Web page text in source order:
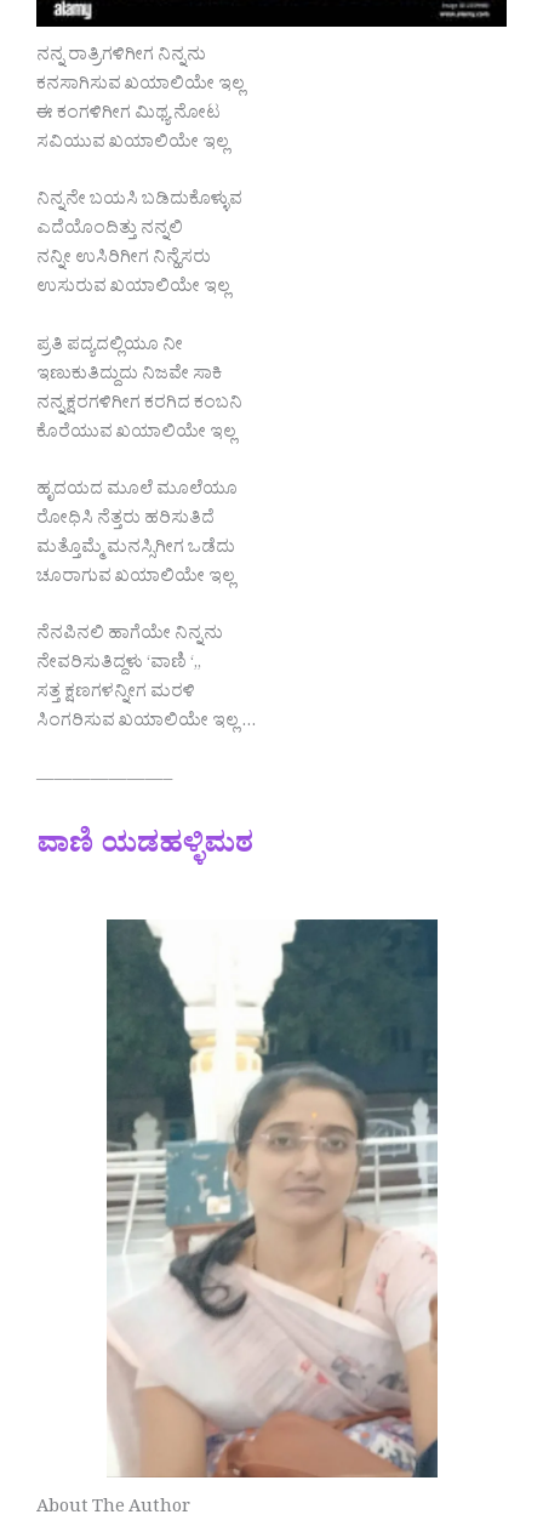
ನನ್ನ ರಾತ್ರಿಗಳಿಗೀಗ ನಿನ್ನನು
ಕನಸಾಗಿಸುವ ಖಯಾಲಿಯೇ ಇಲ್ಲ
ಈ ಕಂಗಳಿಗೀಗ ಮಿಥ್ಯ ನೋಟ
ಸವಿಯುವ ಖಯಾಲಿಯೇ ಇಲ್ಲ
ನಿನ್ನನೇ ಬಯಸಿ ಬಡಿದುಕೊಳ್ಳುವ
ಎದೆಯೊಂದಿತ್ತು ನನ್ನಲಿ
ನನ್ನೀ ಉಸಿರಿಗೀಗ ನಿನ್ಹೆಸರು
ಉಸುರುವ ಖಯಾಲಿಯೇ ಇಲ್ಲ
ಪ್ರತಿ ಪದ್ಯದಲ್ಲಿಯೂ ನೀ
ಇಣುಕುತಿದ್ದುದು ನಿಜವೇ ಸಾಕಿ
ನನ್ನಕ್ಷರಗಳಿಗೀಗ ಕರಗಿದ ಕಂಬನಿ
ಕೊರೆಯುವ ಖಯಾಲಿಯೇ ಇಲ್ಲ
ಹೃದಯದ ಮೂಲೆ ಮೂಲೆಯೂ
ರೋಧಿಸಿ ನೆತ್ತರು ಹರಿಸುತಿದೆ
ಮತ್ತೊಮ್ಮೆ ಮನಸ್ಸಿಗೀಗ ಒಡೆದು
ಚೂರಾಗುವ ಖಯಾಲಿಯೇ ಇಲ್ಲ
ನೆನಪಿನಲಿ ಹಾಗೆಯೇ ನಿನ್ನನು
ನೇವರಿಸುತಿದ್ದಳು ‘ವಾಣಿ ‘,,
ಸತ್ತ ಕ್ಷಣಗಳನ್ನೀಗ ಮರಳಿ
ಸಿಂಗರಿಸುವ ಖಯಾಲಿಯೇ ಇಲ್ಲ …
———————–
ವಾಣಿ ಯಡಹಳ್ಳಿಮಠ
About The Author